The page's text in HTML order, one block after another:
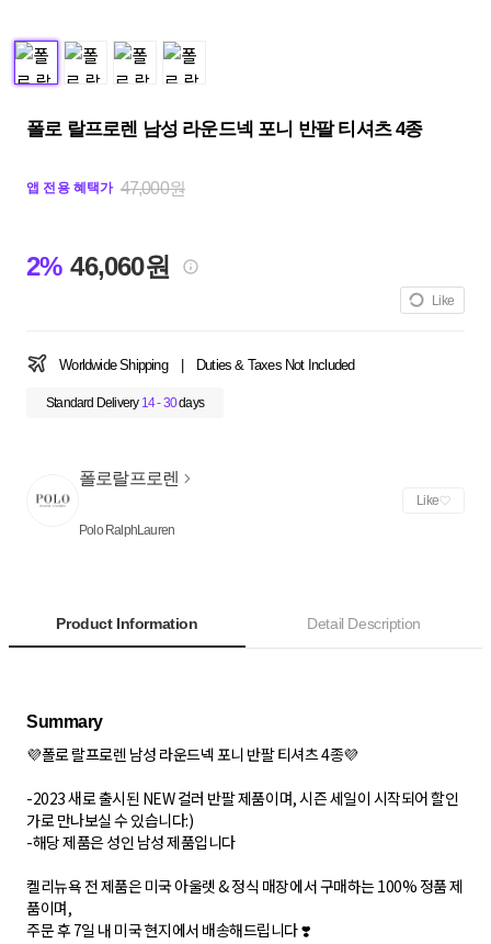
폴로 랄프로렌 남성 라운드넥 포니 반팔 티셔츠 4종
앱 전용 혜택가 47,000원
2% 46,060원
Like
Worldwide Shipping Duties & Taxes Not Included
Standard Delivery 14 - 30days
폴로랄프로렌
Polo RalphLauren
Like
Product Information Detail Description
Summary
💜폴로 랄프로렌 남성 라운드넥 포니 반팔 티셔츠 4종💜
-2023 새로 출시된 NEW 컬러 반팔 제품이며, 시즌 세일이 시작되어 할인
가로 만나보실 수 있습니다:)
-해당 제품은 성인 남성 제품입니다
켈리뉴욕 전 제품은 미국 아울렛 & 정식 매장에서 구매하는 100% 정품 제
품이며,
주문 후 7일 내 미국 현지에서 배송해드립니다 ❣️